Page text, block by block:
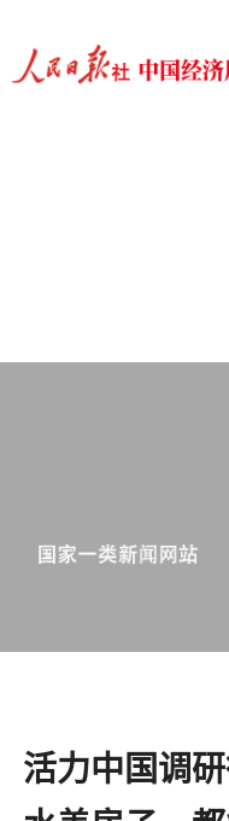
活力中国调